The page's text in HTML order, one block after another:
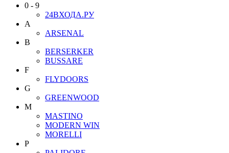
0 - 9
24ВХОДА.РУ
A
ARSENAL
B
BERSERKER
BUSSARE
F
FLYDOORS
G
GREENWOOD
M
MASTINO
MODERN WIN
MORELLI
P